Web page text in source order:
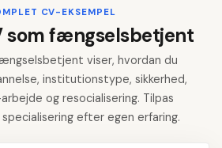
CV-EKSEMPEL
som fængselsbetjent
viser, hvordan du
institutionstype, sikkerhed,
og resocialisering. Tilpas
efter egen erfaring.